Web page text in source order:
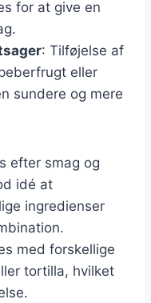
for at give en
: Tilføjelse af
eller
sundere og mere
efter smag og
idé at
ingredienser
med forskellige
tortilla, hvilket